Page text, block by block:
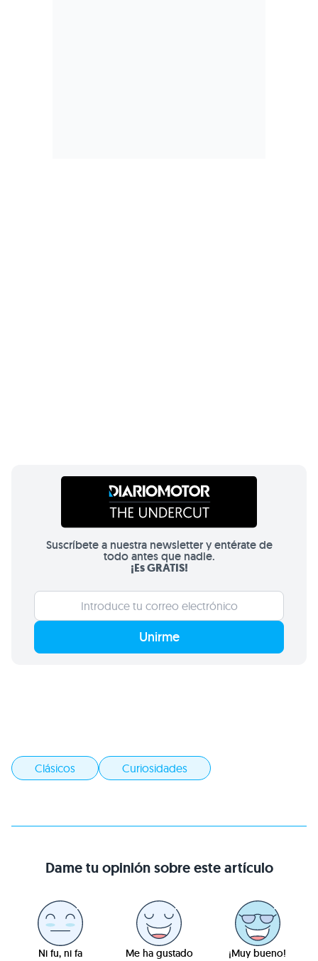
Suscríbete a nuestra newsletter y entérate de
todo antes que nadie.
¡Es GRATIS!
Unirme
Clásicos Curiosidades
Dame tu opinión sobre este artículo
Ni fu, ni fa Me ha gustado ¡Muy bueno!